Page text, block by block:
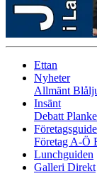
Ettan
Nyheter
Allmänt
Insänt
Debatt
Företag A-Ö
Lunchguiden
Galleri Direkt